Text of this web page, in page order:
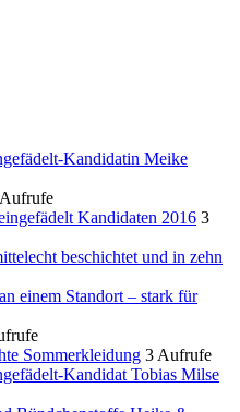
Kandidatin Meike
Kandidaten 2016 3
beschichtet und in zehn
einem Standort – stark für
Sommerkleidung 3 Aufrufe
Kandidat Tobias Milse